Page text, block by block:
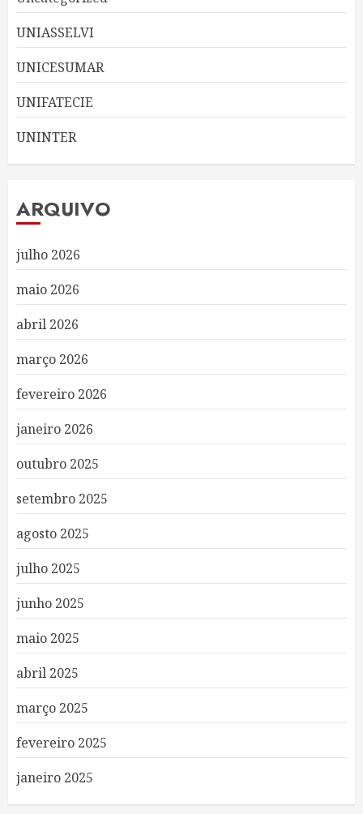
UNIASSELVI
UNICESUMAR
UNIFATECIE
UNINTER
ARQUIVO
julho 2026
maio 2026
abril 2026
março 2026
fevereiro 2026
janeiro 2026
outubro 2025
setembro 2025
agosto 2025
julho 2025
junho 2025
maio 2025
abril 2025
março 2025
fevereiro 2025
janeiro 2025